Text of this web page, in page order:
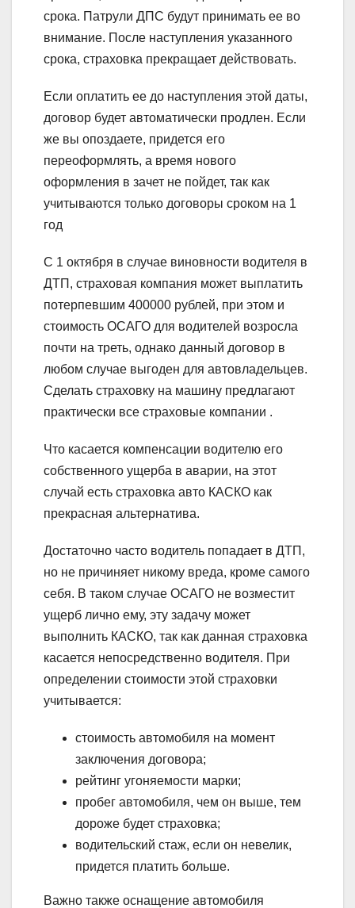
срока. Патрули ДПС будут принимать ее во
внимание. После наступления указанного
срока, страховка прекращает действовать.
Если оплатить ее до наступления этой даты,
договор будет автоматически продлен. Если
же вы опоздаете, придется его
переоформлять, а время нового
оформления в зачет не пойдет, так как
учитываются только договоры сроком на 1
год
С 1 октября в случае виновности водителя в
ДТП, страховая компания может выплатить
потерпевшим 400000 рублей, при этом и
стоимость ОСАГО для водителей возросла
почти на треть, однако данный договор в
любом случае выгоден для автовладельцев.
Сделать страховку на машину предлагают
практически все страховые компании .
Что касается компенсации водителю его
собственного ущерба в аварии, на этот
случай есть страховка авто КАСКО как
прекрасная альтернатива.
Достаточно часто водитель попадает в ДТП,
но не причиняет никому вреда, кроме самого
себя. В таком случае ОСАГО не возместит
ущерб лично ему, эту задачу может
выполнить КАСКО, так как данная страховка
касается непосредственно водителя. При
определении стоимости этой страховки
учитывается:
стоимость автомобиля на момент
заключения договора;
рейтинг угоняемости марки;
пробег автомобиля, чем он выше, тем
дороже будет страховка;
водительский стаж, если он невелик,
придется платить больше.
Важно также оснащение автомобиля